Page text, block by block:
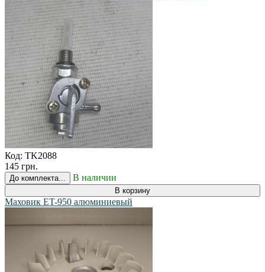
Код: TK2088
145 грн.
До комплекта... В наличии
В корзину
Маховик ET-950 алюминиевый